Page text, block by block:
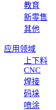
教育
新零售
其他
应用领域
上下料
CNC
焊接
码垛
喷涂